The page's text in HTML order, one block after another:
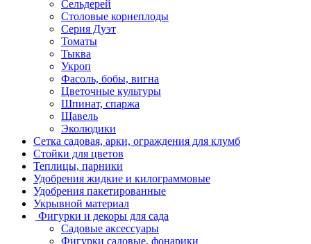
Сельдерей
Столовые корнеплоды
Серия Дуэт
Томаты
Тыква
Укроп
Фасоль, бобы, вигна
Цветочные культуры
Шпинат, спаржа
Щавель
Эколюдики
Сетка садовая, арки, ограждения для клумб
Стойки для цветов
Теплицы, парники
Удобрения жидкие и килограммовые
Удобрения пакетированные
Укрывной материал
Фигурки и декоры для сада
Садовые аксессуары
Фигурки садовые, фонарики